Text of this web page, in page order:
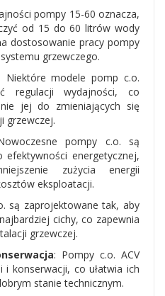
pompy 15-60 oznacza,
od 15 do 60 litrów wody
dostosowanie pracy pompy
grzewczego.
Niektóre modele pomp c.o.
regulacji wydajności, co
jej do zmieniających się
grzewczej.
pompy c.o. są
energetycznej,
zużycia energii
eksploatacji.
są zaprojektowane tak, aby
cichy, co zapewnia
grzewczej.
: Pompy c.o. ACV
i konserwacji, co ułatwia ich
stanie technicznym.